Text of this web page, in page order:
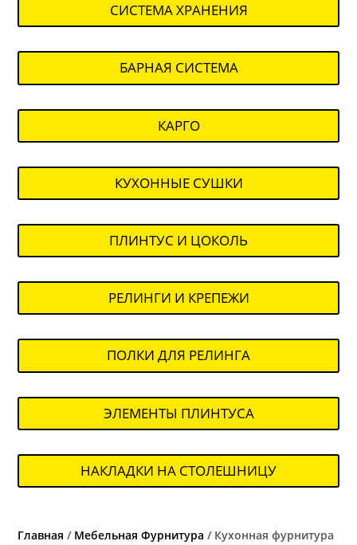
СИСТЕМА ХРАНЕНИЯ
БАРНАЯ СИСТЕМА
КАРГО
КУХОННЫЕ СУШКИ
ПЛИНТУС И ЦОКОЛЬ
РЕЛИНГИ И КРЕПЕЖИ
ПОЛКИ ДЛЯ РЕЛИНГА
ЭЛЕМЕНТЫ ПЛИНТУСА
НАКЛАДКИ НА СТОЛЕШНИЦУ
Главная / Мебельная Фурнитура / Кухонная фурнитура